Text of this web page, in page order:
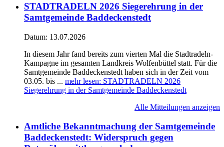
STADTRADELN 2026 Siegerehrung in der
Samtgemeinde Baddeckenstedt
Datum: 13.07.2026
In diesem Jahr fand bereits zum vierten Mal die Stadtradeln-
Kampagne im gesamten Landkreis Wolfenbüttel statt. Für die
Samtgemeinde Baddeckenstedt haben sich in der Zeit vom
03.05. bis ... mehr lesen: STADTRADELN 2026
Siegerehrung in der Samtgemeinde Baddeckenstedt
Alle Mitteilungen anzeigen
Amtliche Bekanntmachung der Samtgemeinde
Baddeckenstedt: Widerspruch gegen